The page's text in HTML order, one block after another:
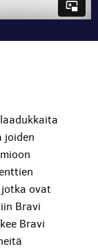
joiden
ovat
Bravi
Bravi